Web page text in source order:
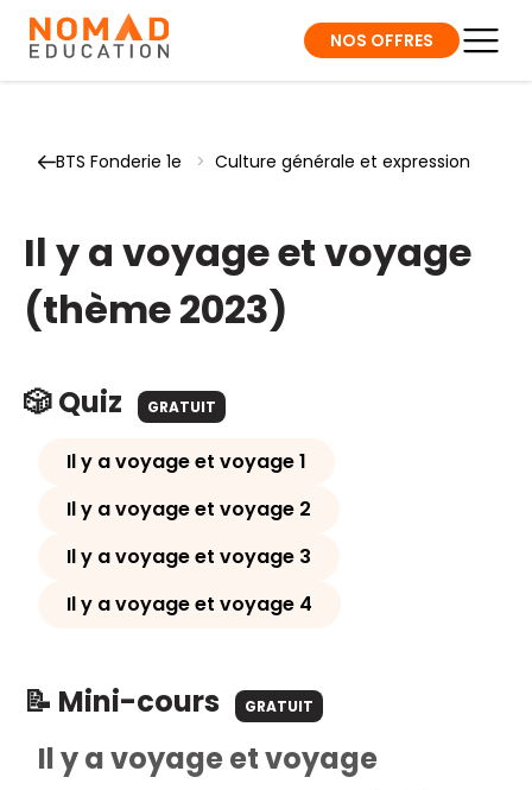
NOS OFFRES
BTS Fonderie 1e > Culture générale et expression
Il y a voyage et voyage
(thème 2023)
🎲 Quiz GRATUIT
Il y a voyage et voyage 1
Il y a voyage et voyage 2
Il y a voyage et voyage 3
Il y a voyage et voyage 4
📝 Mini-cours GRATUIT
Il y a voyage et voyage